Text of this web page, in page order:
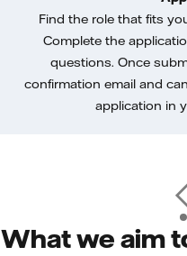
Find the role that fits
Complete the
questions. Once
confirmation email and
application in
What we aim